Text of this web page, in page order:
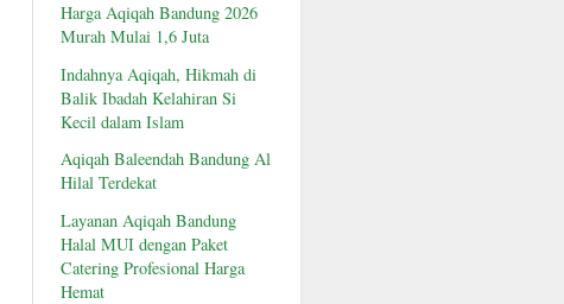
Harga Aqiqah Bandung 2026
Murah Mulai 1,6 Juta
Indahnya Aqiqah, Hikmah di
Balik Ibadah Kelahiran Si
Kecil dalam Islam
Aqiqah Baleendah Bandung Al
Hilal Terdekat
Layanan Aqiqah Bandung
Halal MUI dengan Paket
Catering Profesional Harga
Hemat